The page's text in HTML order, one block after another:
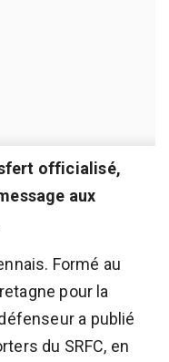
officialisé,
aux
Formé au
pour la
a publié
du SRFC, en